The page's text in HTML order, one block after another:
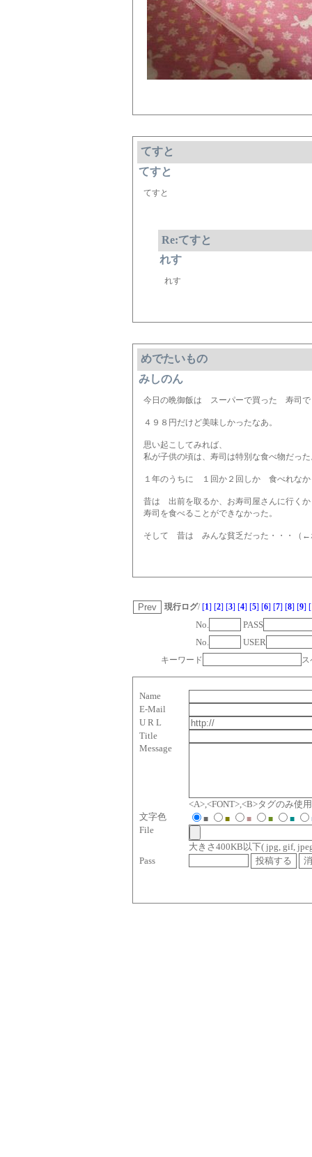
てすと
てすと
てすと
Re:てすと
れす
れす
めでたいもの
みしのん
今日の晩御飯は スーパーで買った 寿司で
４９８円だけど美味しかったなあ。
思い起こしてみれば、
私が子供の頃は、寿司は特別な食べ物だっ
１年のうちに １回か２回しか 食べれなか
昔は 出前を取るか、お寿司屋さんに行く
寿司を食べることができなかった。
そして 昔は みんな貧乏だった・・・（←
現行ログ/ [1] [2] [3] [4] [5] [6] [7] [8] [9] [
No.
PASS
No.
USER
キーワード
Name
E-Mail
U R L
Title
Message
<A>,<FONT>,<B>タグのみ使
文字色
■ ■ ■ ■ ■
File
大きさ400KB以下( jpg, gif,
Pass